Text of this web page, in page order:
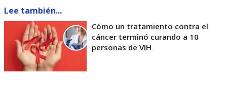
Lee también...
Cómo un tratamiento contra el
cáncer terminó curando a 10
personas de VIH